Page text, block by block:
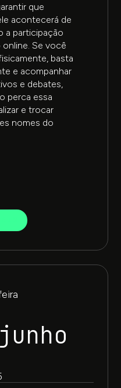
que
acontecerá de
a participação
Se você
basta
e acompanhar
e debates,
perca essa
e trocar
nomes do